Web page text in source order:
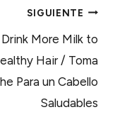
SIGUIENTE
Drink More Milk to
Hair / Toma
Para un Cabello
Saludables